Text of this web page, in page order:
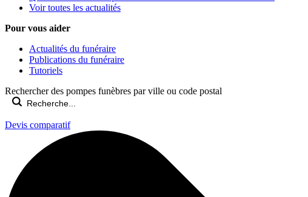
Voir toutes les actualités
Pour vous aider
Actualités du funéraire
Publications du funéraire
Tutoriels
Rechercher des pompes funèbres par ville ou code postal
Devis comparatif